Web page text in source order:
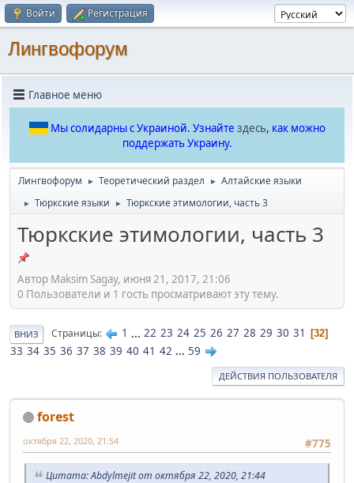
Войти Регистрация
Лингвофорум
Главное меню
Мы солидарны с Украиной. Узнайте здесь, как можно
поддержать Украину.
Лингвофорум ► Теоретический раздел ► Алтайские языки
► Тюркские языки ► Тюркские этимологии, часть 3
Тюркские этимологии, часть 3
Автор Maksim Sagay, июня 21, 2017, 21:06
0 Пользователи и 1 гость просматривают эту тему.
ВНИЗ Страницы 1 ... 22 23 24 25 26 27 28 29 30 31 32
33 34 35 36 37 38 39 40 41 42 ... 59
ДЕЙСТВИЯ ПОЛЬЗОВАТЕЛЯ
forest
#775
октября 22, 2020, 21:54
Цитата: Abdylmejit от октября 22, 2020, 21:44